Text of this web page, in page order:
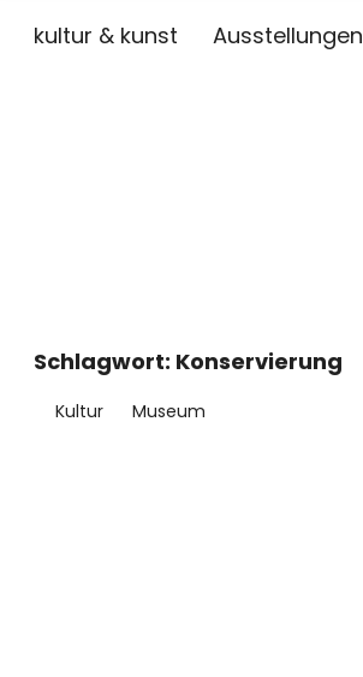
kultur & kunst Ausstellungen
Schlagwort: Konservierung
Kultur Museum